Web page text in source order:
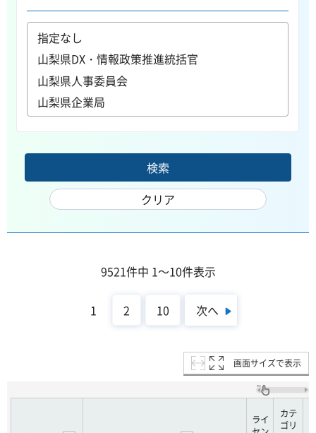
9521件中 1～10件表示
1 2 10 次へ
画面サイズで表示
ライ
カテ
ゴリ